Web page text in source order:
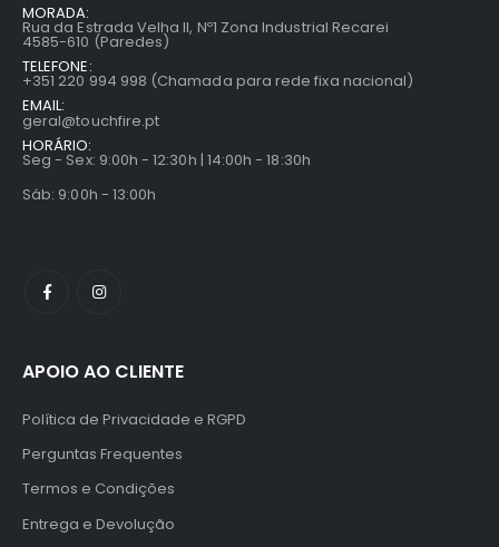
MORADA:
Rua da Estrada Velha II, Nº1 Zona Industrial Recarei
4585-610 (Paredes)
TELEFONE:
+351 220 994 998 (Chamada para rede fixa nacional)
EMAIL:
geral@touchfire.pt
HORÁRIO:
Seg - Sex: 9:00h - 12:30h | 14:00h - 18:30h
Sáb: 9:00h - 13:00h
APOIO AO CLIENTE
Política de Privacidade e RGPD
Perguntas Frequentes
Termos e Condições
Entrega e Devolução